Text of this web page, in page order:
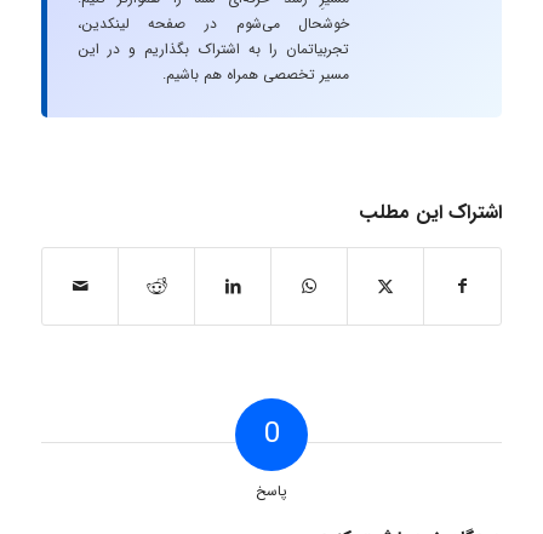
خوشحال می‌شوم در صفحه لینکدین،
تجربیاتمان را به اشتراک بگذاریم و در این
مسیر تخصصی همراه هم باشیم.
اشتراک این مطلب
0
پاسخ